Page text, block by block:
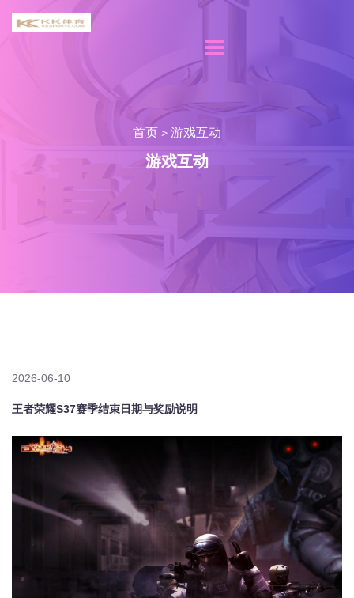
首页 > 游戏互动
游戏互动
2026-06-10
王者荣耀S37赛季结束日期与奖励说明